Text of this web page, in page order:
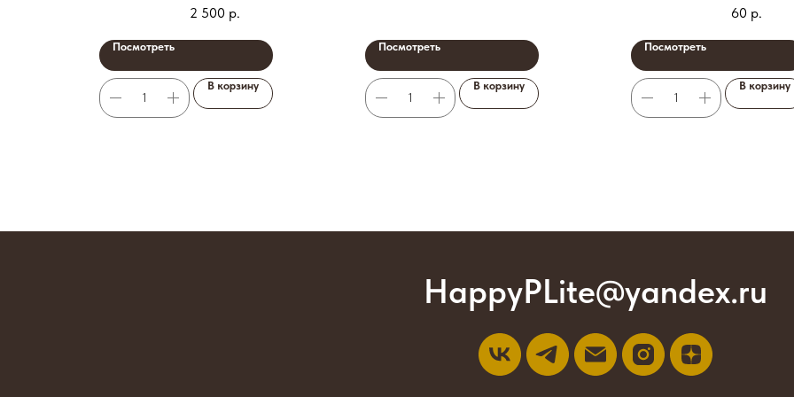
2 500 р.
Посмотреть
В корзину
Посмотреть
В корзину
60 р.
Посмотреть
В корзину
HappyPLite@yandex.ru